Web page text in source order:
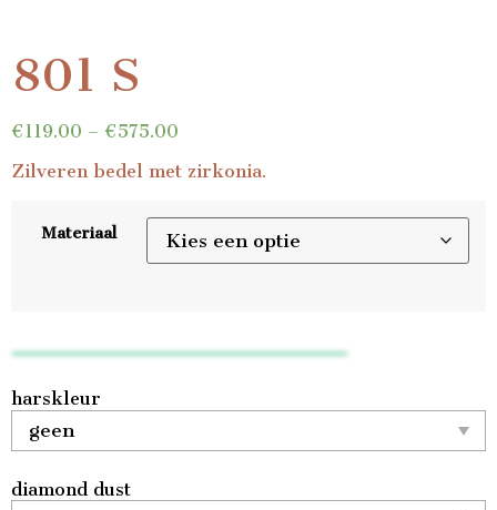
801 S
€119.00 – €575.00
Zilveren bedel met zirkonia.
Materiaal
harskleur
diamond dust